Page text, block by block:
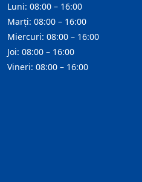
Luni: 08:00 – 16:00
Marți: 08:00 – 16:00
Miercuri: 08:00 – 16:00
Joi: 08:00 – 16:00
Vineri: 08:00 – 16:00